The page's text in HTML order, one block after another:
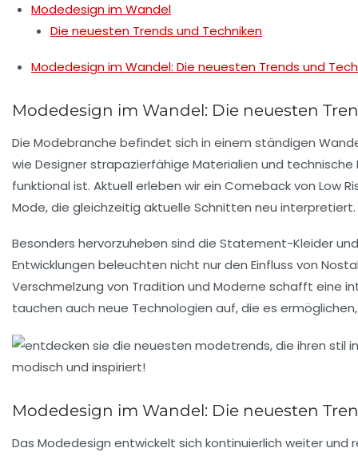
Modedesign im Wandel
Die neuesten Trends und Techniken
Modedesign im Wandel: Die neuesten Trends und
Modedesign im Wandel: Die neuesten
Die Modebranche befindet sich in einem ständigen
wie Designer strapazierfähige Materialien und
funktional ist. Aktuell erleben wir ein Comeback von Low
Mode, die gleichzeitig aktuelle Schnitten neu interpretiert.
Besonders hervorzuheben sind die Statement-Kleider
Entwicklungen beleuchten nicht nur den Einfluss von
Verschmelzung von Tradition und Moderne schafft eine
tauchen auch neue Technologien auf, die es
Modedesign im Wandel: Die neuesten
Das Modedesign entwickelt sich kontinuierlich weiter und